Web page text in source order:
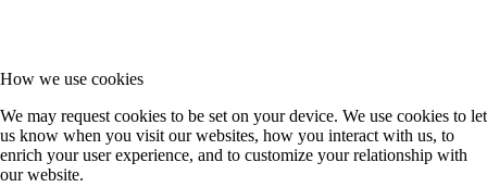
How we use cookies
We may request cookies to be set on your device. We use cookies to let
us know when you visit our websites, how you interact with us, to
enrich your user experience, and to customize your relationship with
our website.